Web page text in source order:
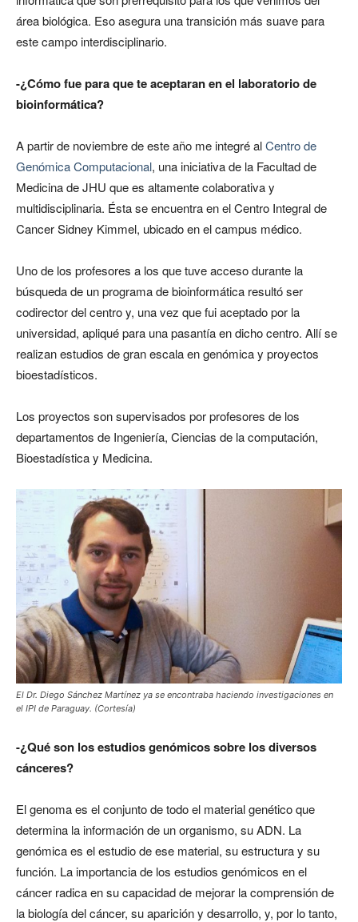
área biológica. Eso asegura una transición más suave para
este campo interdisciplinario.
-¿Cómo fue para que te aceptaran en el laboratorio de
bioinformática?
A partir de noviembre de este año me integré alCentro de
Genómica Computacional, una iniciativa de la Facultad de
Medicina de JHU que es altamente colaborativa y
multidisciplinaria. Ésta se encuentra en el Centro Integral de
Cancer Sidney Kimmel, ubicado en el campus médico.
Uno de los profesores a los que tuve acceso durante la
búsqueda de un programa de bioinformática resultó ser
codirector del centro y, una vez que fui aceptado por la
universidad, apliqué para una pasantía en dicho centro. Allí se
realizan estudios de gran escala en genómica y proyectos
bioestadísticos.
Los proyectos son supervisados por profesores de los
departamentos de Ingeniería, Ciencias de la computación,
Bioestadística y Medicina.
El Dr. Diego Sánchez Martínez ya se encontraba haciendo investigaciones en
el IPI de Paraguay. (Cortesía)
-¿Qué son los estudios genómicos sobre los diversos
cánceres?
El genoma es el conjunto de todo el material genético que
determina la información de un organismo, su ADN. La
genómica es el estudio de ese material, su estructura y su
función. La importancia de los estudios genómicos en el
cáncer radica en su capacidad de mejorar la comprensión de
la biología del cáncer, su aparición y desarrollo, y, por lo tanto,